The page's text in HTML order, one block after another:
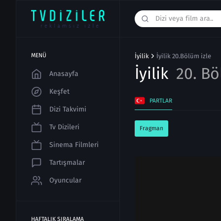
MENÜ
Anasayfa
Keşfet
Dizi Takvimi
Tv Dizileri
Sinema Filmleri
Tartışmalar
Oyuncular
HAFTALIK SIRALAMA
İyilik İyilik 20.Bölüm izle
İyilik 20.
PARTLAR
Fragman